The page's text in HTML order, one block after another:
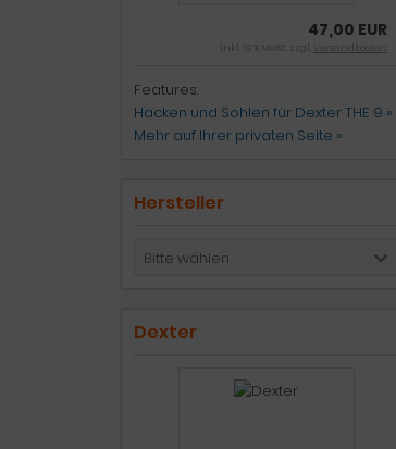
47,00 EUR
inkl. 19 % MwSt. zzgl. Versandkosten
Features:
Hacken und Sohlen für Dexter THE 9 »
Mehr auf Ihrer privaten Seite »
Hersteller
Bitte wählen
Dexter